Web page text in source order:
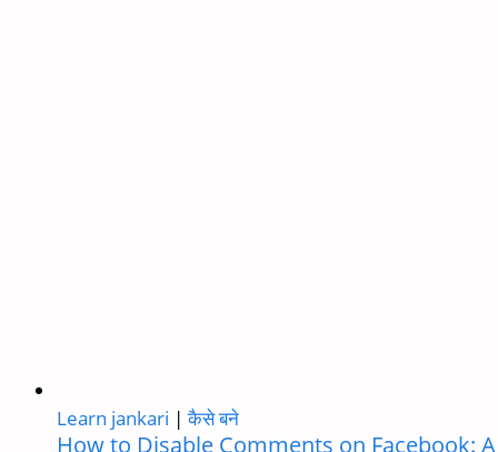
Learn jankari |कैसे बने
How to Disable Comments on Facebook: A